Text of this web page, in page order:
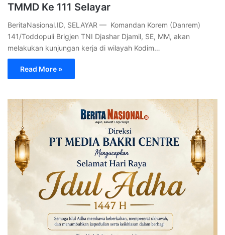
TMMD Ke 111 Selayar
BeritaNasional.ID, SELAYAR — Komandan Korem (Danrem)
141/Toddopuli Brigjen TNI Djashar Djamil, SE, MM, akan
melakukan kunjungan kerja di wilayah Kodim…
Read More »